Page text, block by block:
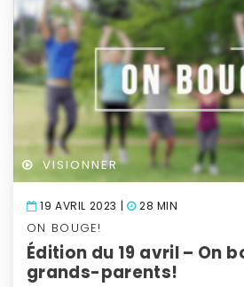
VISIONNER
19 AVRIL 2023 | 28 MIN
ON BOUGE!
Édition du 19 avril – On
grands-parents!